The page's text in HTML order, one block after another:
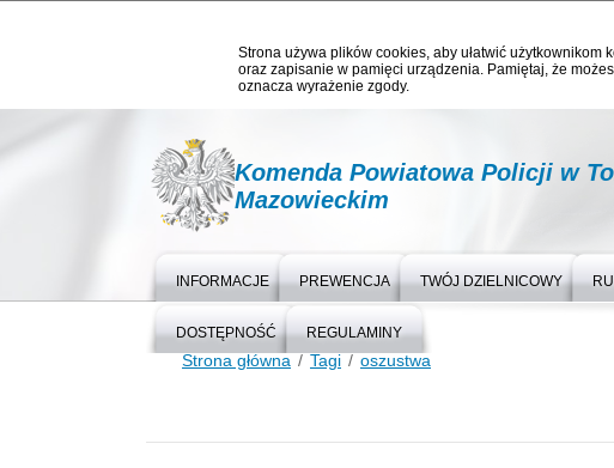
Strona używa plików cookies, aby ułatwić
oraz zapisanie w pamięci urządzenia. Pamiętaj, że
oznacza wyrażenie zgody.
Komenda Powiatowa Policji w
Mazowieckim
INFORMACJE PREWENCJA TWÓJ DZIELNICOWY
DOSTĘPNOŚĆ REGULAMINY
Strona główna Tagi oszustwa